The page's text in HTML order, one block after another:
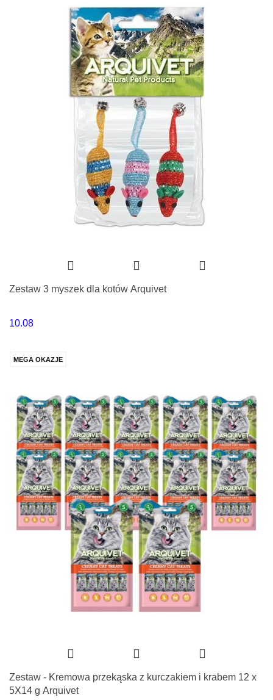
Zestaw 3 myszek dla kotów Arquivet
10.08
MEGA OKAZJE
Zestaw - Kremowa przekąska z kurczakiem i krabem 12 x
5X14 g Arquivet